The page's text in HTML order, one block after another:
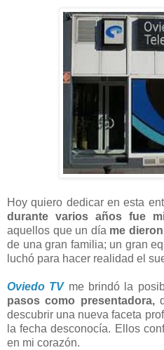
Hoy quiero dedicar en esta
durante varios años fue
aquellos que un día me
de una gran familia; un gran
luchó para hacer realidad el
Oviedo TVme brindó la
pasos como presentadora,
descubrir una nueva faceta
la fecha desconocía. Ellos
en mi corazón.